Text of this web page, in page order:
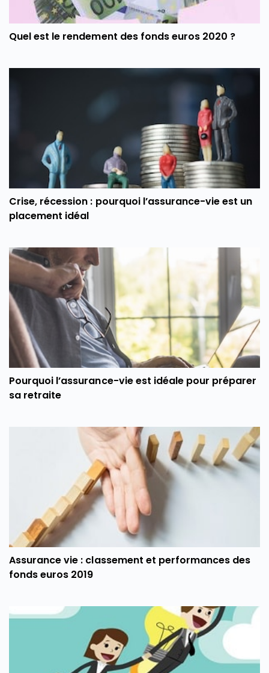
Quel est le rendement des fonds euros 2020 ?
Crise, récession : pourquoi l’assurance-vie est un
placement idéal
Pourquoi l’assurance-vie est idéale pour préparer
sa retraite
Assurance vie : classement et performances des
fonds euros 2019